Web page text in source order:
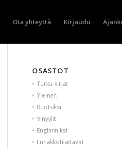
Ota yhteyttä Kirjaudu
OSASTOT
Turku-kirjat
Yleinen
Ruotsiksi
Vinyylit
Englanniksi
Ennakkotilattavat